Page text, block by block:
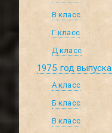
В класс
Г класс
Д класс
1975 год выпуска
А класс
Б класс
В класс